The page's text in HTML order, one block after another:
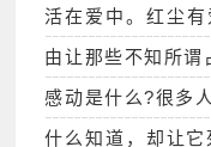
活在爱中。红尘
由让那些不知所谓
感动是什么?很多
什么知道，却让